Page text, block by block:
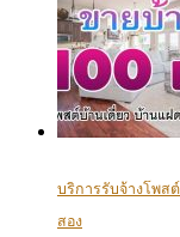
บริการรับจ้างโพส
สอง